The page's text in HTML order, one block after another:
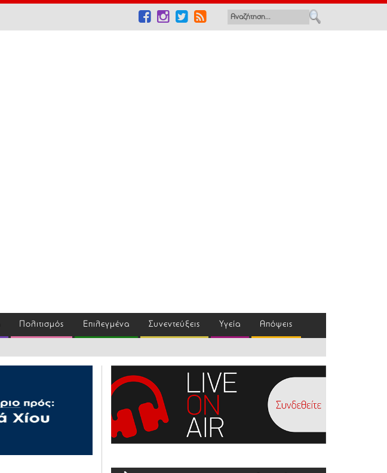
Πολιτισμός Επιλεγμένα Συνεντεύξεις Υγεία Απόψεις